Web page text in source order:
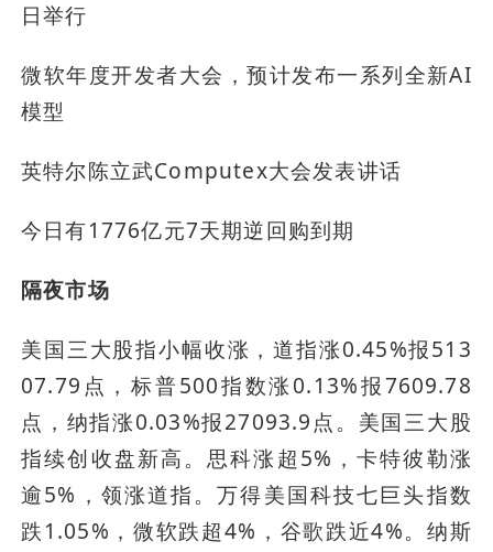
日举行
微软年度开发者大会，预计发布一系列全新AI
模型
英特尔陈立武Computex大会发表讲话
今日有1776亿元7天期逆回购到期
隔夜市场
美国三大股指小幅收涨，道指涨0.45%报513
07.79点，标普500指数涨0.13%报7609.78
点，纳指涨0.03%报27093.9点。美国三大股
指续创收盘新高。思科涨超5%，卡特彼勒涨
逾5%，领涨道指。万得美国科技七巨头指数
跌1.05%，微软跌超4%，谷歌跌近4%。纳斯